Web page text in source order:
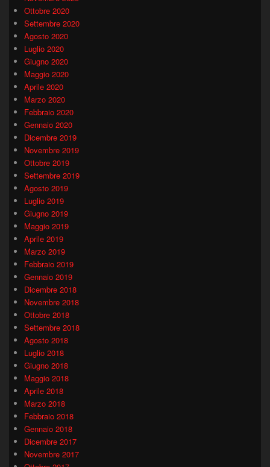
Ottobre 2020
Settembre 2020
Agosto 2020
Luglio 2020
Giugno 2020
Maggio 2020
Aprile 2020
Marzo 2020
Febbraio 2020
Gennaio 2020
Dicembre 2019
Novembre 2019
Ottobre 2019
Settembre 2019
Agosto 2019
Luglio 2019
Giugno 2019
Maggio 2019
Aprile 2019
Marzo 2019
Febbraio 2019
Gennaio 2019
Dicembre 2018
Novembre 2018
Ottobre 2018
Settembre 2018
Agosto 2018
Luglio 2018
Giugno 2018
Maggio 2018
Aprile 2018
Marzo 2018
Febbraio 2018
Gennaio 2018
Dicembre 2017
Novembre 2017